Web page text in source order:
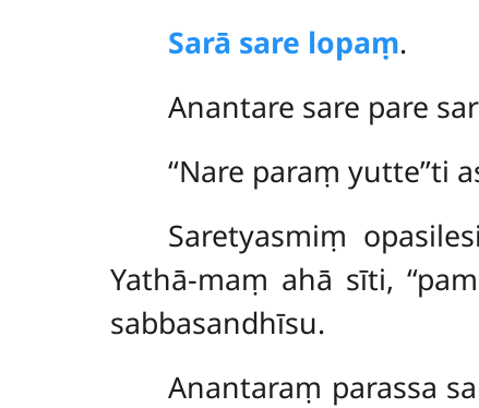
Sarā sare lopaṃ.
Anantare sare pare
‘‘Nare paraṃ yutte’’ti
Saretyasmiṃ
Yathā-maṃ ahā sīti,
sabbasandhīsu.
Anantaraṃ parassa